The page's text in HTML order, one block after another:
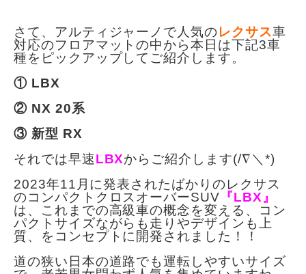
さて、アルティジャーノで人気のレクサス車
対応のフロアマットの中から本日は下記3車
種をピックアップしてご紹介します。
① LBX
② NX 20系
③ 新型 RX
それでは早速LBXからご紹介します(/∇＼*)
2023年11月に発表されたばかりのレクサス
のコンパクトクロスオーバーSUV 『LBX』
は、これまでの高級車の概念を変える、コン
パクトサイズながらも走りやデザインも上
質、をコンセプトに開発されました！！
道の狭い日本の道路でも運転しやすいサイズ